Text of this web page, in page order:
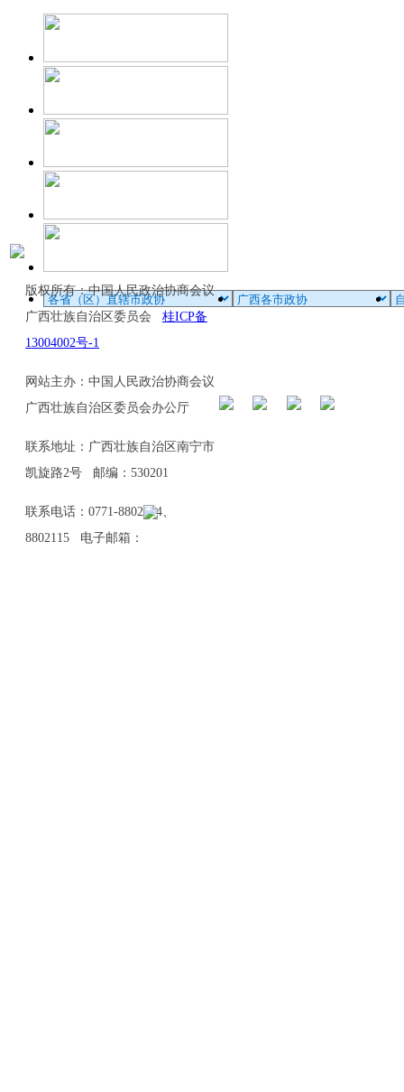
版权所有：中国人民政治协商会议
广西壮族自治区委员会 桂ICP备
13004002号-1
网站主办：中国人民政治协商会议
广西壮族自治区委员会办公厅
联系地址：广西壮族自治区南宁市
凯旋路2号 邮编：530201
联系电话：0771-8802114、
8802115 电子邮箱：